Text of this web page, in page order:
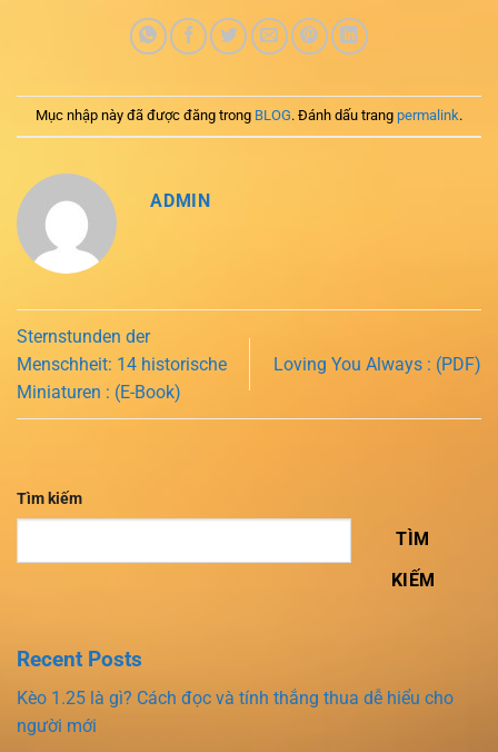
Mục nhập này đã được đăng trong BLOG. Đánh dấu trang permalink.
ADMIN
Sternstunden der
Menschheit: 14 historische
Miniaturen : (E-Book)
Loving You Always : (PDF)
Tìm kiếm
TÌM
KIẾM
Recent Posts
Kèo 1.25 là gì? Cách đọc và tính thắng thua dễ hiểu cho
người mới